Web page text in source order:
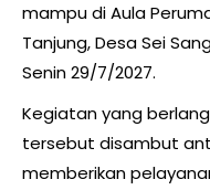
mampu di Aula
Tanjung, Desa Sei
Senin 29/7/2027.
Kegiatan yang
tersebut disambut
memberikan